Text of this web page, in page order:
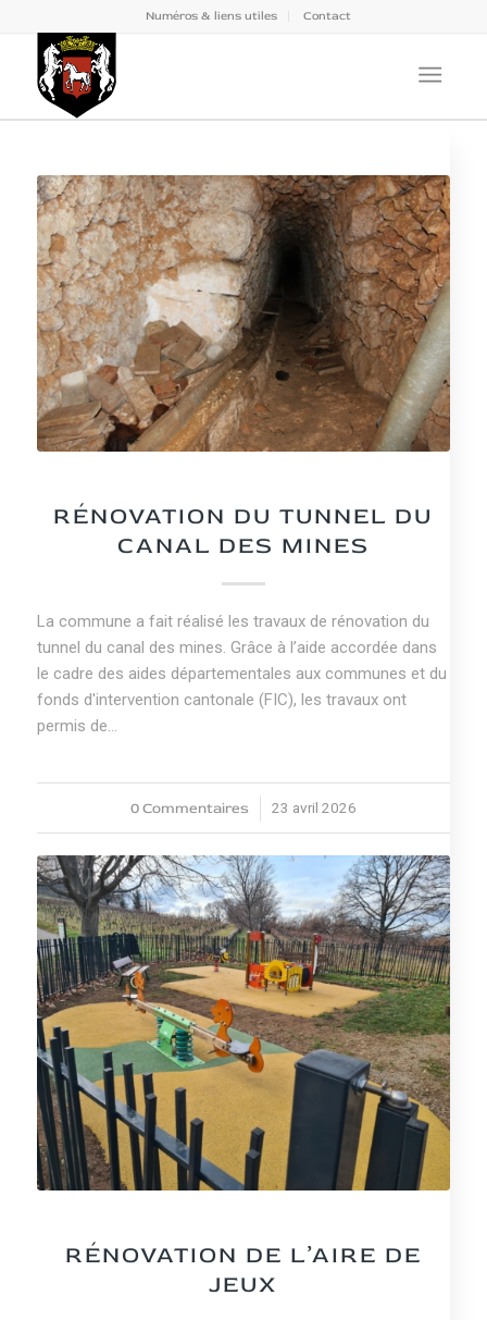
Numéros & liens utiles Contact
RÉNOVATION DU TUNNEL DU
CANAL DES MINES
La commune a fait réalisé les travaux de rénovation du
tunnel du canal des mines. Grâce à l’aide accordée dans
le cadre des aides départementales aux communes et du
fonds d'intervention cantonale (FIC), les travaux ont
permis de…
0 Commentaires
/ 23 avril 2026
RÉNOVATION DE L’AIRE DE
JEUX